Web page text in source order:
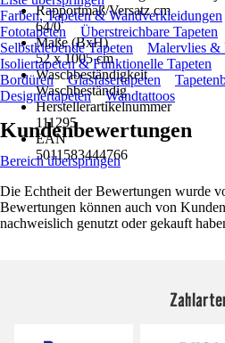
Rapportmaß/Versatz cm
64/0
Maße (BxH)
52 x 1005 cm
Waschbeständigkeit
Waschbeständig
Herstellerartikelnummer
111295
EAN
5011583444766
Farben, Tapeten & Wandverkleidungen
Fototapeten
Überstreichbare Tapeten
Selbstklebende Tapeten
Malervlies &
Isoliertapeten & Funktionelle Tapeten
Bordüren
Glasfasertapeten
Designertapeten
Wandtattoos
Kundenbewertungen
Bereich überspringen
Die Echtheit der Bewertungen wurde
Bewertungen können auch von
nachweislich genutzt oder gekauft